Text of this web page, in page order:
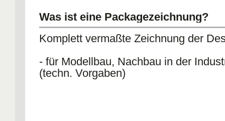
Was ist eine Packagezeichnung?
Komplett vermaßte Zeichnung der
- für Modellbau, Nachbau in der
(techn. Vorgaben)